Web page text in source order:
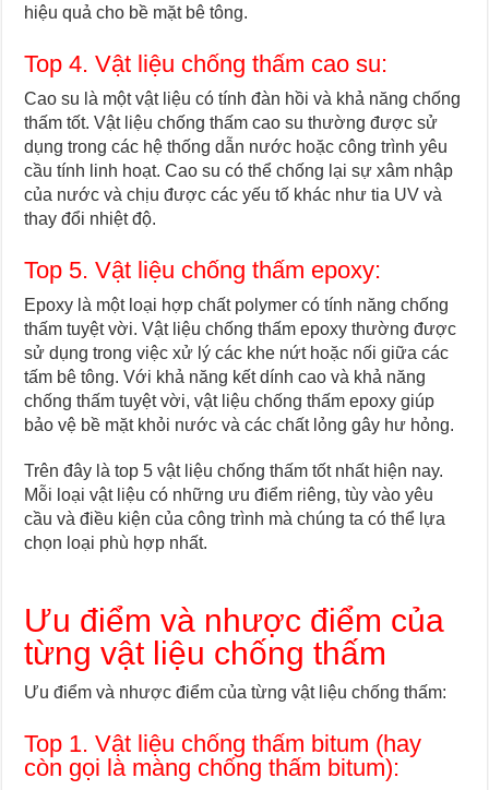
hiệu quả cho bề mặt bê tông.
Top 4. Vật liệu chống thấm cao su:
Cao su là một vật liệu có tính đàn hồi và khả năng chống
thấm tốt. Vật liệu chống thấm cao su thường được sử
dụng trong các hệ thống dẫn nước hoặc công trình yêu
cầu tính linh hoạt. Cao su có thể chống lại sự xâm nhập
của nước và chịu được các yếu tố khác như tia UV và
thay đổi nhiệt độ.
Top 5. Vật liệu chống thấm epoxy:
Epoxy là một loại hợp chất polymer có tính năng chống
thấm tuyệt vời. Vật liệu chống thấm epoxy thường được
sử dụng trong việc xử lý các khe nứt hoặc nối giữa các
tấm bê tông. Với khả năng kết dính cao và khả năng
chống thấm tuyệt vời, vật liệu chống thấm epoxy giúp
bảo vệ bề mặt khỏi nước và các chất lỏng gây hư hỏng.
Trên đây là top 5 vật liệu chống thấm tốt nhất hiện nay.
Mỗi loại vật liệu có những ưu điểm riêng, tùy vào yêu
cầu và điều kiện của công trình mà chúng ta có thể lựa
chọn loại phù hợp nhất.
Ưu điểm và nhược điểm của
từng vật liệu chống thấm
Ưu điểm và nhược điểm của từng vật liệu chống thấm:
Top 1. Vật liệu chống thấm bitum (hay
còn gọi là màng chống thấm bitum):